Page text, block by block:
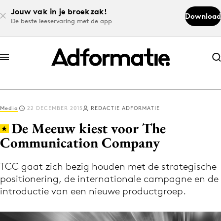
Jouw vak in je broekzak!
De beste leeservaring met de app
Download
Abonneer nu
Abonneer nu
Log in
Download de app
Volg het laatste nieuws via de Adformatie
Nieuws app
Media 22 DECEMBER 2015 REDACTIE ADFORMATIE
De Meeuw kiest voor The
Communication Company
TCC gaat zich bezig houden met de strategische
positionering, de internationale campagne en de
introductie van een nieuwe productgroep.